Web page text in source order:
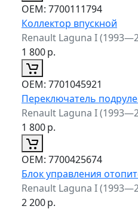
ОЕМ: 7700111794
Коллектор впускной
Renault Laguna I
1 800р.
ОЕМ: 7701045921
Переключатель
Renault Laguna I
1 800р.
ОЕМ: 7700425674
Блок управления
Renault Laguna I
2 200р.